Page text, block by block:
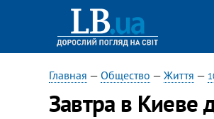
Главная — Общество — Життя —
Завтра в Киеве